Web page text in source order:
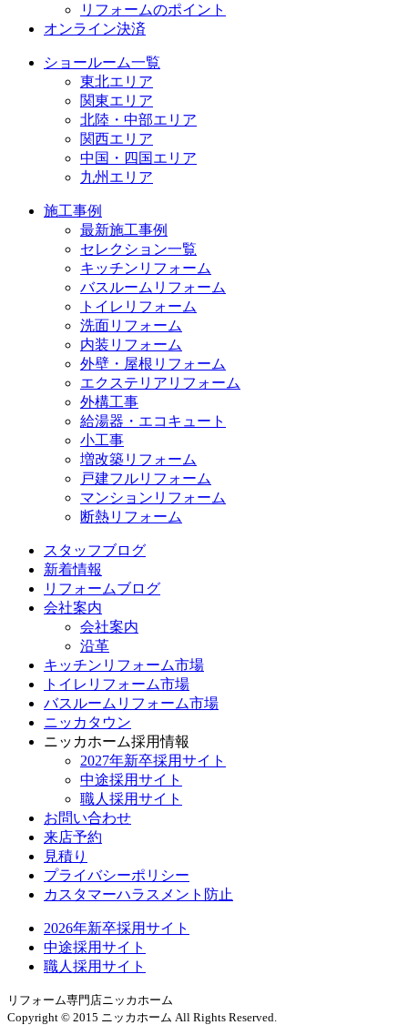
リフォームのポイント
オンライン決済
ショールーム一覧
東北エリア
関東エリア
北陸・中部エリア
関西エリア
中国・四国エリア
九州エリア
施工事例
最新施工事例
セレクション一覧
キッチンリフォーム
バスルームリフォーム
トイレリフォーム
洗面リフォーム
内装リフォーム
外壁・屋根リフォーム
エクステリアリフォーム
外構工事
給湯器・エコキュート
小工事
増改築リフォーム
戸建フルリフォーム
マンションリフォーム
断熱リフォーム
スタッフブログ
新着情報
リフォームブログ
会社案内
会社案内
沿革
キッチンリフォーム市場
トイレリフォーム市場
バスルームリフォーム市場
ニッカタウン
ニッカホーム採用情報
2027年新卒採用サイト
中途採用サイト
職人採用サイト
お問い合わせ
来店予約
見積り
プライバシーポリシー
カスタマーハラスメント防止
2026年新卒採用サイト
中途採用サイト
職人採用サイト
リフォーム専門店ニッカホーム
Copyright © 2015 ニッカホーム All Rights Reserved.